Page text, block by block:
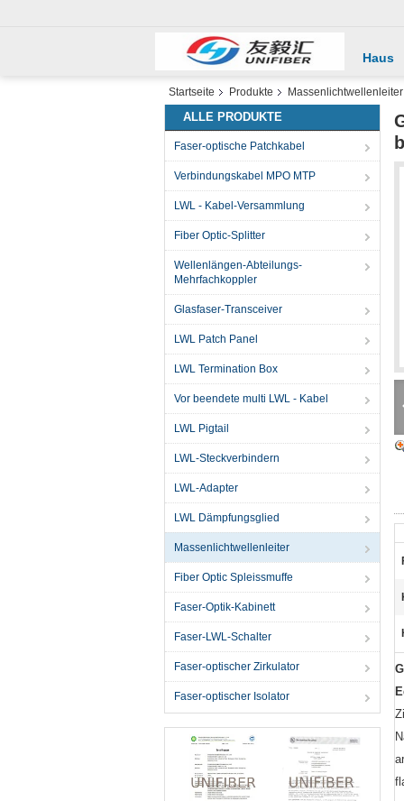
Haus
Startseite Produkte Massenlichtwellenleiter
ALLE PRODUKTE
Faser-optische Patchkabel
Verbindungskabel MPO MTP
LWL - Kabel-Versammlung
Fiber Optic-Splitter
Wellenlängen-Abteilungs-
Mehrfachkoppler
Glasfaser-Transceiver
LWL Patch Panel
LWL Termination Box
Vor beendete multi LWL - Kabel
LWL Pigtail
LWL-Steckverbindern
LWL-Adapter
LWL Dämpfungsglied
Massenlichtwellenleiter
Fiber Optic Spleissmuffe
Faser-Optik-Kabinett
Faser-LWL-Schalter
Faser-optischer Zirkulator
Faser-optischer Isolator